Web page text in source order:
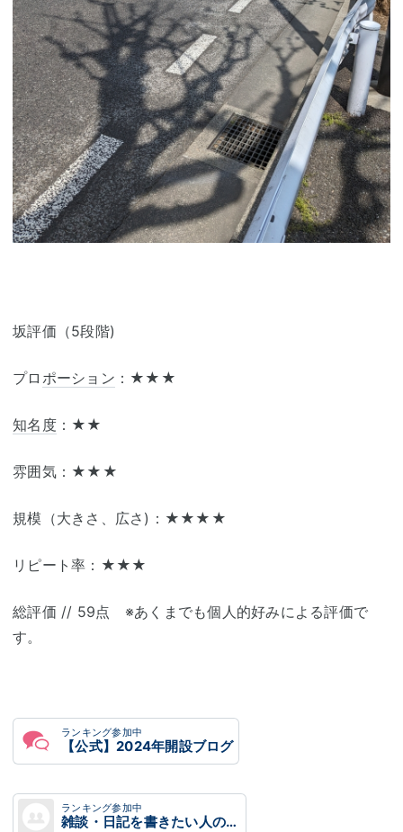
坂評価（5段階)
プロ ポーション ：★★★
知名度：★★
雰囲気：★★★
規模（大きさ、広さ)：★★★★
リピート率：★★★
総評価 // 59点 ※あくまでも個人的好みによる評価で
す。
ランキング参加中
【公式】2024年開設ブログ
ランキング参加中
雑談・日記を書きたい人のグループ